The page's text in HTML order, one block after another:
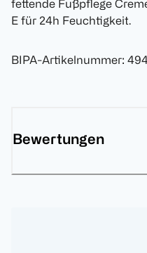
fettende Fußpflege
E für 24h Feuchtigkeit.
BIPA-Artikelnummer:
Bewertungen